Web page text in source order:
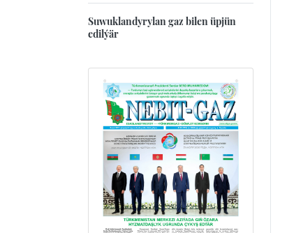
Suwuklandyrylan gaz bilen üpjün
edilýär